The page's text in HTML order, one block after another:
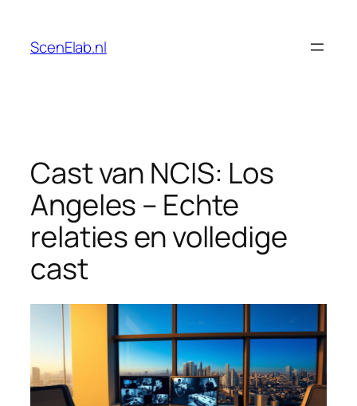
content
ScenElab.nl
Cast van NCIS: Los
Angeles – Echte
relaties en volledige
cast